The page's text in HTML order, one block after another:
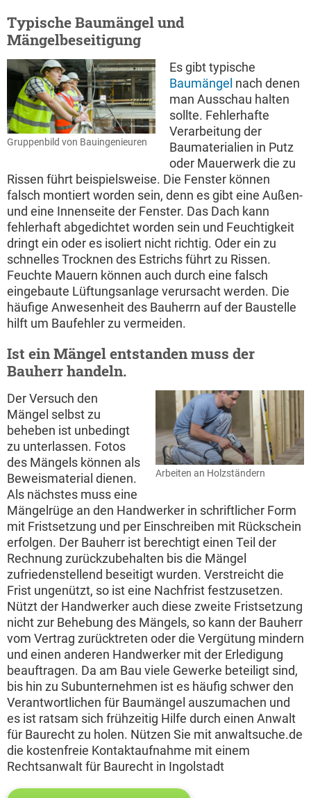
Typische Baumängel und
Mängelbeseitigung
Gruppenbild von Bauingenieuren
Es gibt typische
Baumängel nach denen
man Ausschau halten
sollte. Fehlerhafte
Verarbeitung der
Baumaterialien in Putz
oder Mauerwerk die zu
Rissen führt beispielsweise. Die Fenster können
falsch montiert worden sein, denn es gibt eine Außen-
und eine Innenseite der Fenster. Das Dach kann
fehlerhaft abgedichtet worden sein und Feuchtigkeit
dringt ein oder es isoliert nicht richtig. Oder ein zu
schnelles Trocknen des Estrichs führt zu Rissen.
Feuchte Mauern können auch durch eine falsch
eingebaute Lüftungsanlage verursacht werden. Die
häufige Anwesenheit des Bauherrn auf der Baustelle
hilft um Baufehler zu vermeiden.
Ist ein Mängel entstanden muss der
Bauherr handeln.
Arbeiten an Holzständern
Der Versuch den
Mängel selbst zu
beheben ist unbedingt
zu unterlassen. Fotos
des Mängels können als
Beweismaterial dienen.
Als nächstes muss eine
Mängelrüge an den Handwerker in schriftlicher Form
mit Fristsetzung und per Einschreiben mit Rückschein
erfolgen. Der Bauherr ist berechtigt einen Teil der
Rechnung zurückzubehalten bis die Mängel
zufriedenstellend beseitigt wurden. Verstreicht die
Frist ungenützt, so ist eine Nachfrist festzusetzen.
Nützt der Handwerker auch diese zweite Fristsetzung
nicht zur Behebung des Mängels, so kann der Bauherr
vom Vertrag zurücktreten oder die Vergütung mindern
und einen anderen Handwerker mit der Erledigung
beauftragen. Da am Bau viele Gewerke beteiligt sind,
bis hin zu Subunternehmen ist es häufig schwer den
Verantwortlichen für Baumängel auszumachen und
es ist ratsam sich frühzeitig Hilfe durch einen Anwalt
für Baurecht zu holen. Nützen Sie mit anwaltsuche.de
die kostenfreie Kontaktaufnahme mit einem
Rechtsanwalt für Baurecht in Ingolstadt